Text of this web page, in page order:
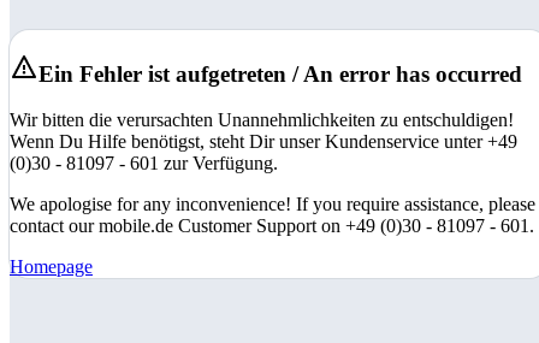
Ein Fehler ist aufgetreten / An error has occurred
Wir bitten die verursachten Unannehmlichkeiten zu entschuldigen!
Wenn Du Hilfe benötigst, steht Dir unser Kundenservice unter +49
(0)30 - 81097 - 601 zur Verfügung.
We apologise for any inconvenience! If you require assistance, please
contact our mobile.de Customer Support on +49 (0)30 - 81097 - 601.
Homepage